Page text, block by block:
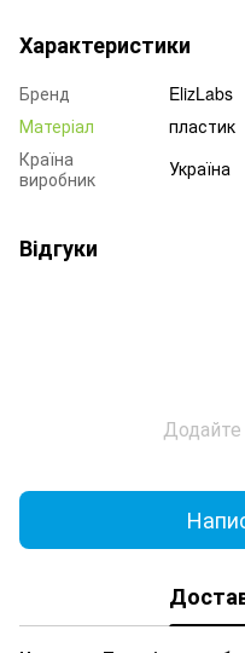
Характеристики
Бренд
ElizLabs
Матеріал
пластик
Країна
виробник
Україна
Відгуки